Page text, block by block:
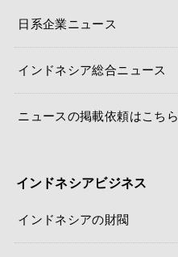
日系企業ニュース
インドネシア総合ニュース
ニュースの掲載依頼はこちら
インドネシアビジネス
インドネシアの財閥